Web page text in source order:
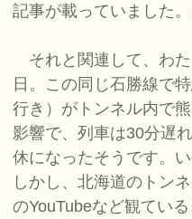
記事が載っていました
それと関連して、わ
日。この同じ石勝線で
行き）がトンネル内で
影響で、列車は30分遅
休になったそうです。
しかし、北海道のトン
のYouTubeなど観てい